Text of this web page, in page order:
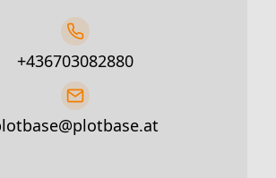
+436703082880